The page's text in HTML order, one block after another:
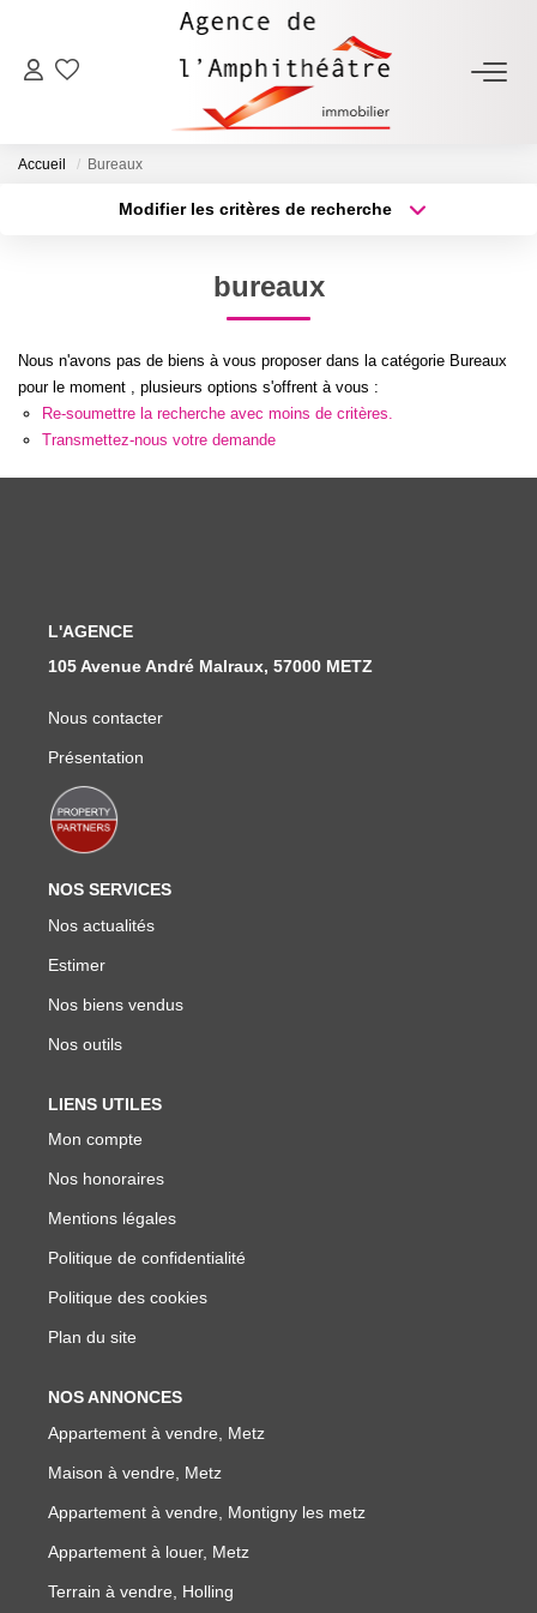
ACHETER
NOTRE AGENCE
CONTACT
Accueil Bureaux
Modifier les critères de recherche
Budget max Plus de critères
bureaux
Nous n'avons pas de biens à vous proposer dans la catégorie Bureaux
pour le moment , plusieurs options s'offrent à vous :
Re-soumettre la recherche avec moins de critères.
Transmettez-nous votre demande
L'AGENCE
105 Avenue André Malraux, 57000 METZ
Nous contacter
Présentation
NOS SERVICES
Nos actualités
Estimer
Nos biens vendus
Nos outils
LIENS UTILES
Mon compte
Nos honoraires
Mentions légales
Politique de confidentialité
Politique des cookies
Plan du site
NOS ANNONCES
Appartement à vendre, Metz
Maison à vendre, Metz
Appartement à vendre, Montigny les metz
Appartement à louer, Metz
Terrain à vendre, Holling